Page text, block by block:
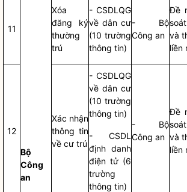
Bộ
Công
an
11
Xóa
đăng ký
thường
trú
- CSDLQG
về dân cư
(10 trường
thông tin)
- Bộ
Công an
Đề
và
liền
12
Xác nhận
thông tin
về cư trú
- CSDLQG
về dân cư
(10 trường
thông tin)
- CSDL
định danh
điện tử (6
trường
thông tin)
- Bộ
Công an
Đề
và
liền